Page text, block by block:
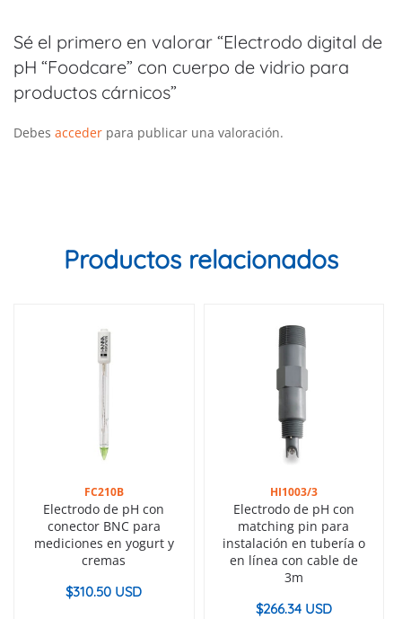
Sé el primero en valorar “Electrodo digital de
pH “Foodcare” con cuerpo de vidrio para
productos cárnicos”
Debes acceder para publicar una valoración.
Productos relacionados
FC210B
Electrodo de pH con
conector BNC para
mediciones en yogurt y
cremas
$310.50 USD
HI1003/3
Electrodo de pH con
matching pin para
instalación en tubería o
en línea con cable de
3m
$266.34 USD